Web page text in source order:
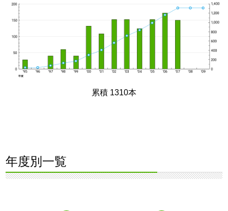
累積 1310本
年度別一覧